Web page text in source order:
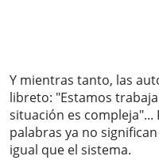
Y mientras tanto, las
libreto: "Estamos
situación es compleja"...
palabras ya no
igual que el sistema.